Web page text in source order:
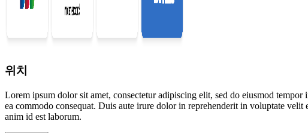
위치
Lorem ipsum dolor sit amet, consectetur adipiscing elit, sed do eiusmod
ea commodo consequat. Duis aute irure dolor in reprehenderit in voluptate
anim id est laborum.